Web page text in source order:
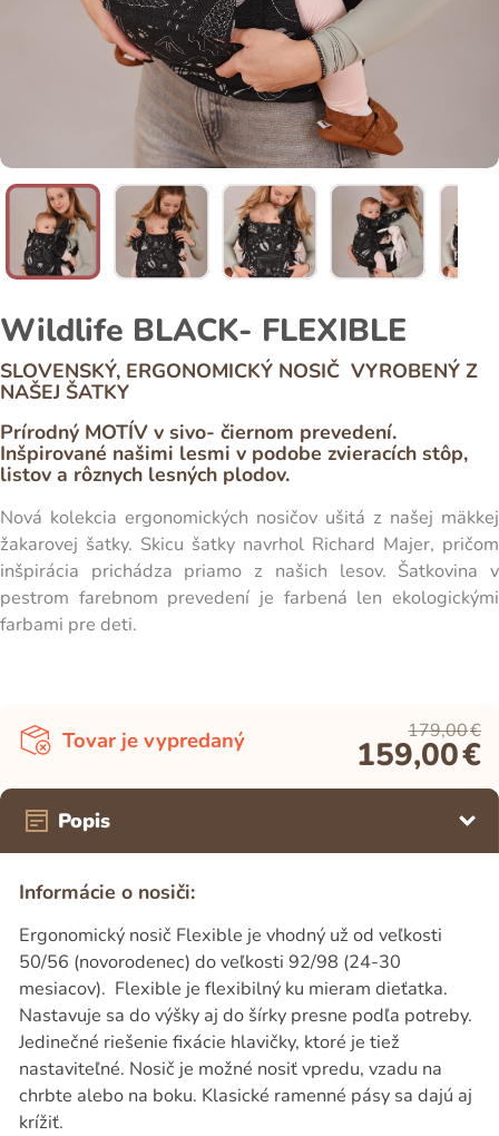
Wildlife BLACK- FLEXIBLE
SLOVENSKÝ, ERGONOMICKÝ NOSIČ VYROBENÝ Z
NAŠEJ ŠATKY
Prírodný MOTÍV v sivo- čiernom prevedení.
Inšpirované našimi lesmi v podobe zvieracích stôp,
listov a rôznych lesných plodov.
Nová kolekcia ergonomických nosičov ušitá z našej mäkkej
žakarovej šatky. Skicu šatky navrhol Richard Majer, pričom
inšpirácia prichádza priamo z našich lesov. Šatkovina v
pestrom farebnom prevedení je farbená len ekologickými
farbami pre deti.
Tovar je vypredaný 179,00€
159,00€
Popis
Informácie o nosiči:
Ergonomický nosič Flexible je vhodný už od veľkosti
50/56 (novorodenec) do veľkosti 92/98 (24-30
mesiacov). Flexible je flexibilný ku mieram dieťatka.
Nastavuje sa do výšky aj do šírky presne podľa potreby.
Jedinečné riešenie fixácie hlavičky, ktoré je tiež
nastaviteľné. Nosič je možné nosiť vpredu, vzadu na
chrbte alebo na boku. Klasické ramenné pásy sa dajú aj
krížiť.